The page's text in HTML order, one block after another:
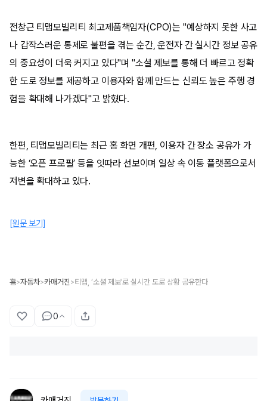
전창근 티맵모빌리티 최고제품책임자(CPO)는 "예상하지 못한 사고
나 갑작스러운 통제로 불편을 겪는 순간, 운전자 간 실시간 정보 공유
의 중요성이 더욱 커지고 있다"며 "소셜 제보를 통해 더 빠르고 정확
한 도로 정보를 제공하고 이용자와 함께 만드는 신뢰도 높은 주행 경
험을 확대해 나가겠다"고 밝혔다.
한편, 티맵모빌리티는 최근 홈 화면 개편, 이용자 간 장소 공유가 가
능한 ‘오픈 프로필’ 등을 잇따라 선보이며 일상 속 이동 플랫폼으로서
저변을 확대하고 있다.
[원문 보기]
홈>자동차>카매거진 >티맵, ‘소셜 제보’로 실시간 도로 상황 공유한다
0